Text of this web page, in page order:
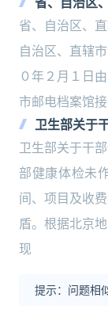
省、自治区、
自治区、直辖
０年２月１日
市邮电档案馆
卫生部关于
卫生部关于干
部健康体检未
间、项目及收
盾。根据北京
现
提示：问题相